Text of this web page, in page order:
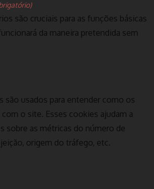
são cruciais para as funções básicas
da maneira pretendida sem
são usados para entender como os
o site. Esses cookies ajudam a
sobre as métricas do número de
origem do tráfego, etc.